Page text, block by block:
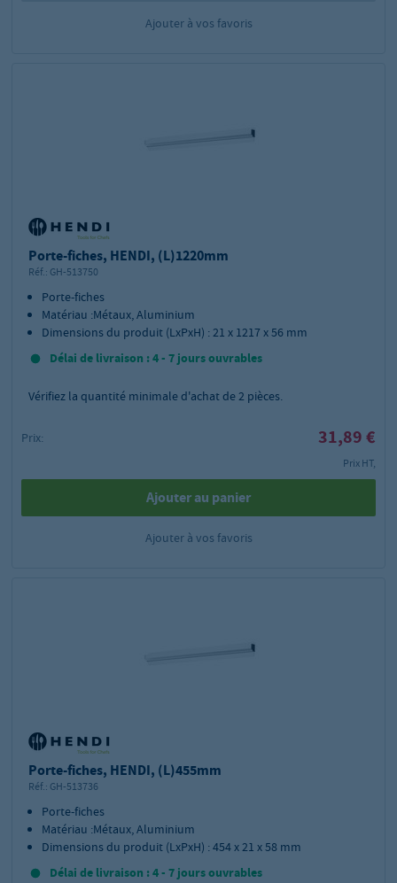
Ajouter à vos favoris
Porte-fiches, HENDI, (L)1220mm
Réf.: GH-513750
Porte-fiches
Matériau :Métaux, Aluminium
Dimensions du produit (LxPxH) : 21 x 1217 x 56 mm
Délai de livraison : 4 - 7 jours ouvrables
Vérifiez la quantité minimale d'achat de2 pièces.
Prix: 31,89 €
Prix HT,
Ajouter au panier
Ajouter à vos favoris
Porte-fiches, HENDI, (L)455mm
Réf.: GH-513736
Porte-fiches
Matériau :Métaux, Aluminium
Dimensions du produit (LxPxH) : 454 x 21 x 58 mm
Délai de livraison : 4 - 7 jours ouvrables